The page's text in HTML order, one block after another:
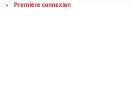
Première connexion